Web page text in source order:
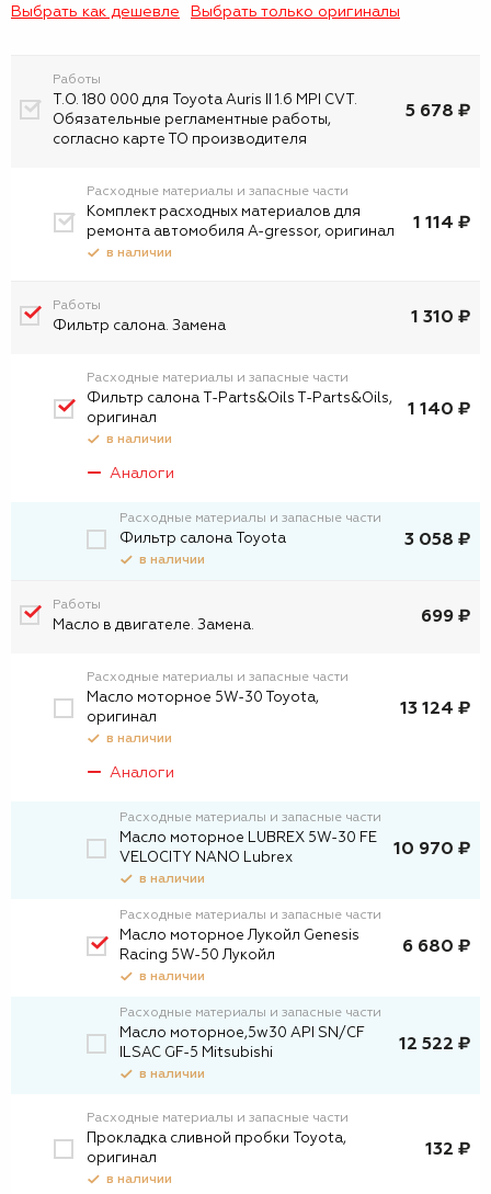
Выбрать как дешевле Выбрать только оригиналы
Работы
Т.О. 180 000 для Toyota Auris II 1.6 MPI CVT.
Обязательные регламентные работы,
согласно карте ТО производителя
5 678 ₽
Расходные материалы и запасные части
Комплект расходных материалов для
ремонта автомобиля A-gressor, оригинал
в наличии
1 114 ₽
Работы
Фильтр салона. Замена 1 310 ₽
Расходные материалы и запасные части
Фильтр салона T-Parts&Oils T-Parts&Oils,
оригинал
в наличии
1 140 ₽
Аналоги
Расходные материалы и запасные части
Фильтр салона Toyota
в наличии
3 058 ₽
Работы
Масло в двигателе. Замена. 699 ₽
Расходные материалы и запасные части
Масло моторное 5W-30 Toyota,
оригинал
в наличии
13 124 ₽
Аналоги
Расходные материалы и запасные части
Масло моторное LUBREX 5W-30 FE
VELOCITY NANO Lubrex
в наличии
10 970 ₽
Расходные материалы и запасные части
Масло моторное Лукойл Genesis
Racing 5W-50 Лукойл
в наличии
6 680 ₽
Расходные материалы и запасные части
Масло моторное,5w30 API SN/CF
ILSAC GF-5 Mitsubishi
в наличии
12 522 ₽
Расходные материалы и запасные части
Прокладка сливной пробки Toyota,
оригинал
в наличии
132 ₽